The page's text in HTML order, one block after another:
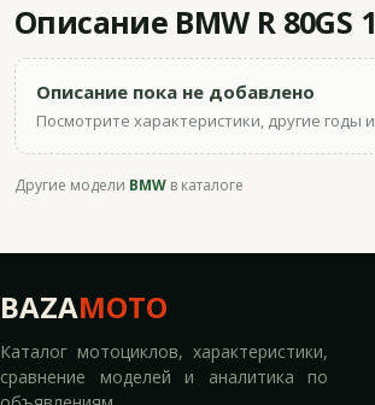
Описание BMW R 80GS
Описание пока не добавлено
Посмотрите характеристики, другие годы
Другие модели BMW в каталоге
BAZAMOTO
Каталог мотоциклов, характеристики,
сравнение моделей и аналитика по